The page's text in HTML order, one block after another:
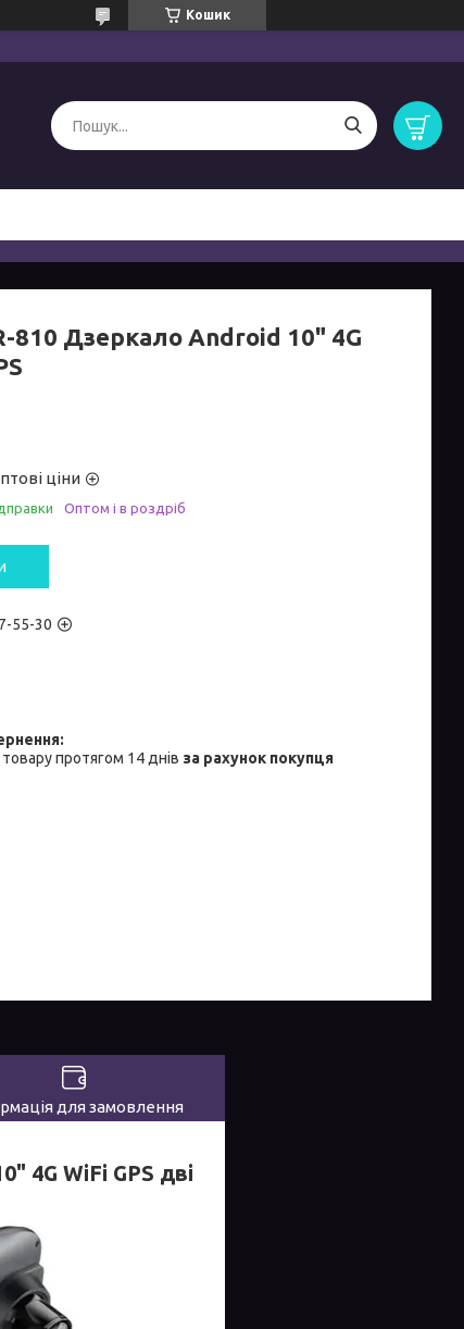
Кошик
810 Дзеркало Android 10" 4G
ціни
Оптом і в роздріб
55-30
протягом 14 днів за рахунок покупця
для замовлення
4G WiFi GPS дві